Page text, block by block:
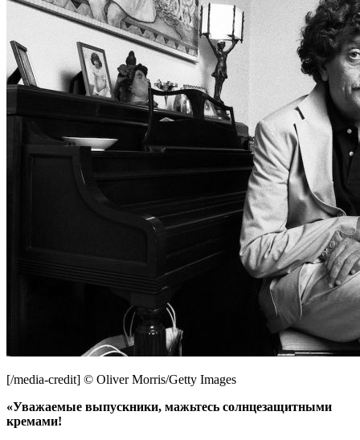
[/media-credit] © Oliver Morris/Getty Images
«Уважаемые выпускники, мажьтесь солнцезащитными
кремами!